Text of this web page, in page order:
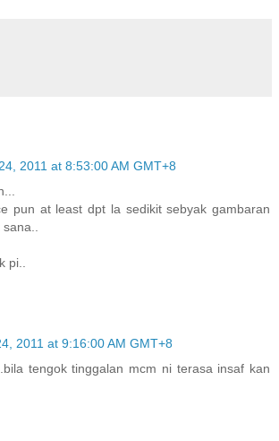
2011 at 8:53:00 AM GMT+8
pun at least dpt la sedikit sebyak gambaran
pi..
2011 at 9:16:00 AM GMT+8
tengok tinggalan mcm ni terasa insaf kan